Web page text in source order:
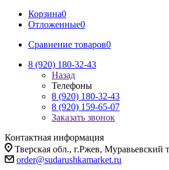
Корзина0
Отложенные0
Сравнение товаров0
8 (920) 180-32-43
Назад
Телефоны
8 (920) 180-32-43
8 (920) 159-65-07
Заказать звонок
Контактная информация
Тверская обл., г.Ржев, Муравьевский
order@sudarushkamarket.ru